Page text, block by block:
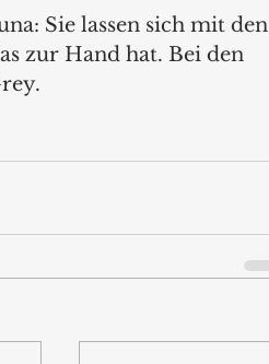
Sie lassen sich mit den
zur Hand hat. Bei den